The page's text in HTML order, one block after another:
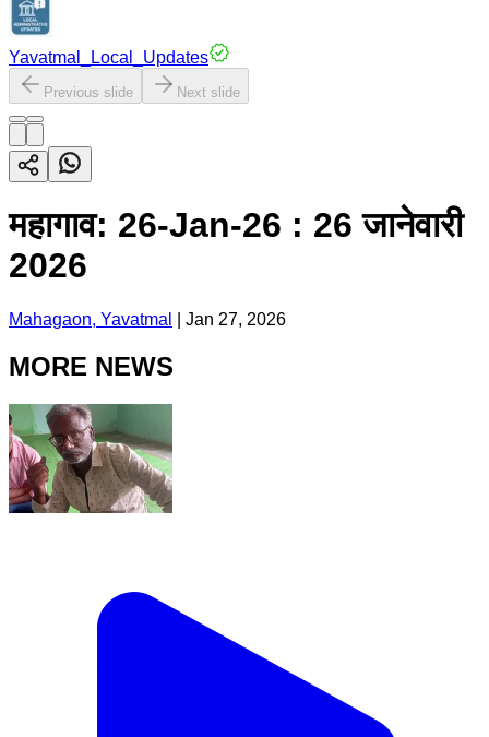
Yavatmal_Local_Updates
Previous slide Next slide
महागाव: 26-Jan-26 : 26 जानेवारी
2026
Mahagaon, Yavatmal Jan 27, 2026
MORE NEWS